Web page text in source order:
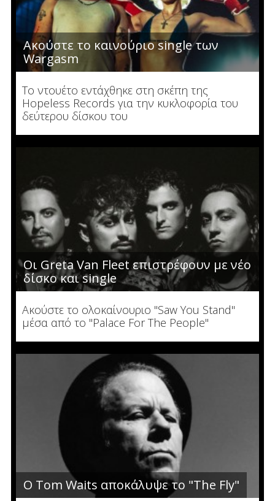
Ακούστε το καινούριο single των
Wargasm
To ντουέτο εντάχθηκε στη σκέπη της
Hopeless Records για την κυκλοφορία του
δεύτερου δίσκου του
Οι Greta Van Fleet επιστρέφουν με νέο
δίσκο και single
Ακούστε το ολοκαίνουριο "Saw You Stand"
μέσα από το "Palace For The People"
Ο Tom Waits αποκάλυψε το "The Fly"